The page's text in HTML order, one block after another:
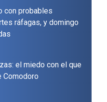
con probables
ráfagas, y domingo
el miedo con el que
Comodoro